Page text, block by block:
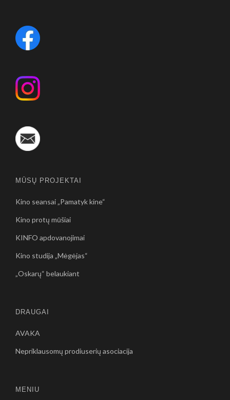
MŪSŲ PROJEKTAI
Kino seansai „Pamatyk kine“
Kino protų mūšiai
KINFO apdovanojimai
Kino studija „Mėgėjas“
„Oskarų“ belaukiant
DRAUGAI
AVAKA
Nepriklausomų prodiuserių asociacija
MENIU